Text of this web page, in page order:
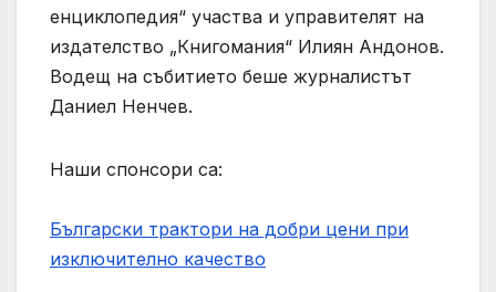
енциклопедия“ участва и управителят на
издателство „Книгомания“ Илиян Андонов.
Водещ на събитието беше журналистът
Даниел Ненчев.
Наши спонсори са:
Български трактори на добри цени при
изключително качество